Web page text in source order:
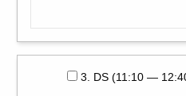
3. DS (11:10 —